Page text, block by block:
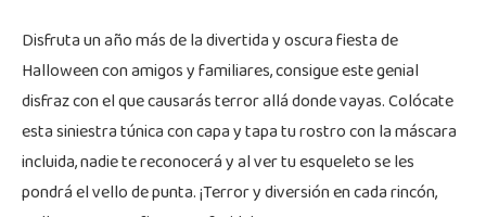
Disfruta un año más de la divertida y oscura fiesta de
Halloween con amigos y familiares, consigue este genial
disfraz con el que causarás terror allá donde vayas. Colócate
esta siniestra túnica con capa y tapa tu rostro con la máscara
incluida, nadie te reconocerá y al ver tu esqueleto se les
pondrá el vello de punta. ¡Terror y diversión en cada rincón,